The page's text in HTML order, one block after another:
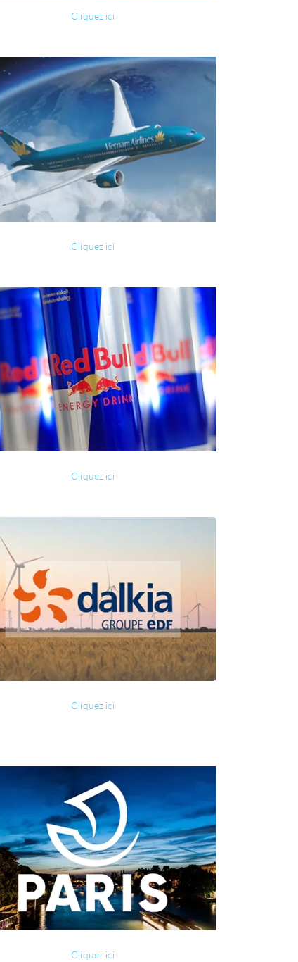
Cliquez ici
Cliquez ici
Cliquez ici
Cliquez ici
Cliquez ici